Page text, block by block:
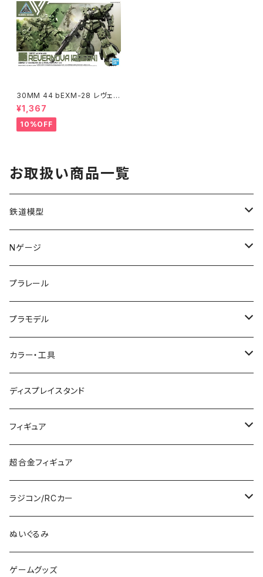
30MM 44 bEXM-28 レヴェル
ノヴァ グリーン
¥1,367
10%OFF
お取扱い商品一覧
鉄道模型
KATO (N)
TOMIX (N)
マイクロエース (N)
グリーンマックス (N)
その他メーカー (N)
KATO (HO)
TOMIX (HO)
その他のHOゲージ
Zゲージ
カタログ
Nゲージ
車両
入門セット
レール
ストラクチャー
プラレール
プラモデル
ガンプラ
PG
MG
カーモデル（車プラモ）
バイクプラモ
30MS
ミリタリープラモ
ポケモン
その他のロボット
カラー・工具
工具（ツール）
塗料
筆
ディスプレイスタンド
フィギュア
ガンダム
超合金フィギュア
ラジコン/RCカー
タミヤRC
RCパーツ
ぬいぐるみ
ゲームグッズ